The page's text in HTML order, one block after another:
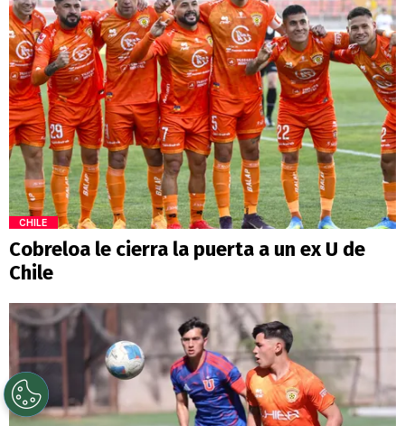
CHILE
Cobreloa le cierra la puerta a un ex U de
Chile